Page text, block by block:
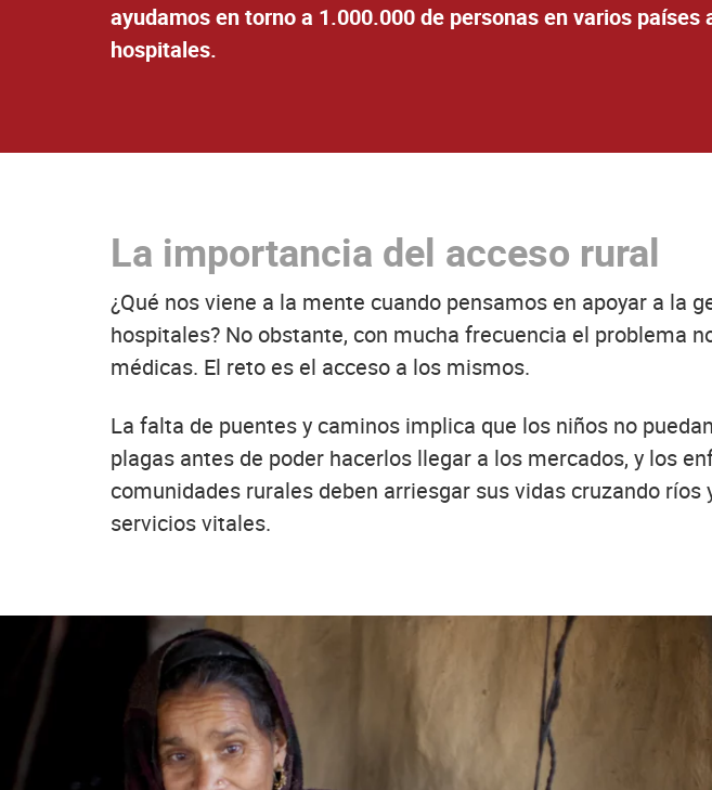
ayudamos en torno a 1.000.000 de personas en varios
hospitales.
La importancia del acceso rural
¿Qué nos viene a la mente cuando pensamos en apoyar a la
hospitales? No obstante, con mucha frecuencia el problema
médicas. El reto es el acceso a los mismos.
La falta de puentes y caminos implica que los niños no
plagas antes de poder hacerlos llegar a los mercados, y los
comunidades rurales deben arriesgar sus vidas cruzando
servicios vitales.